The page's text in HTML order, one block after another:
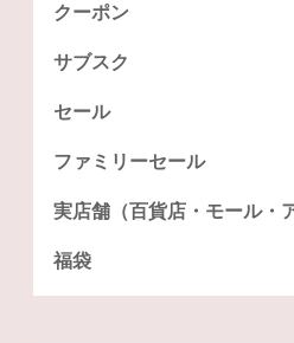
クーポン
サブスク
セール
ファミリーセール
実店舗（百貨店・モール・
福袋